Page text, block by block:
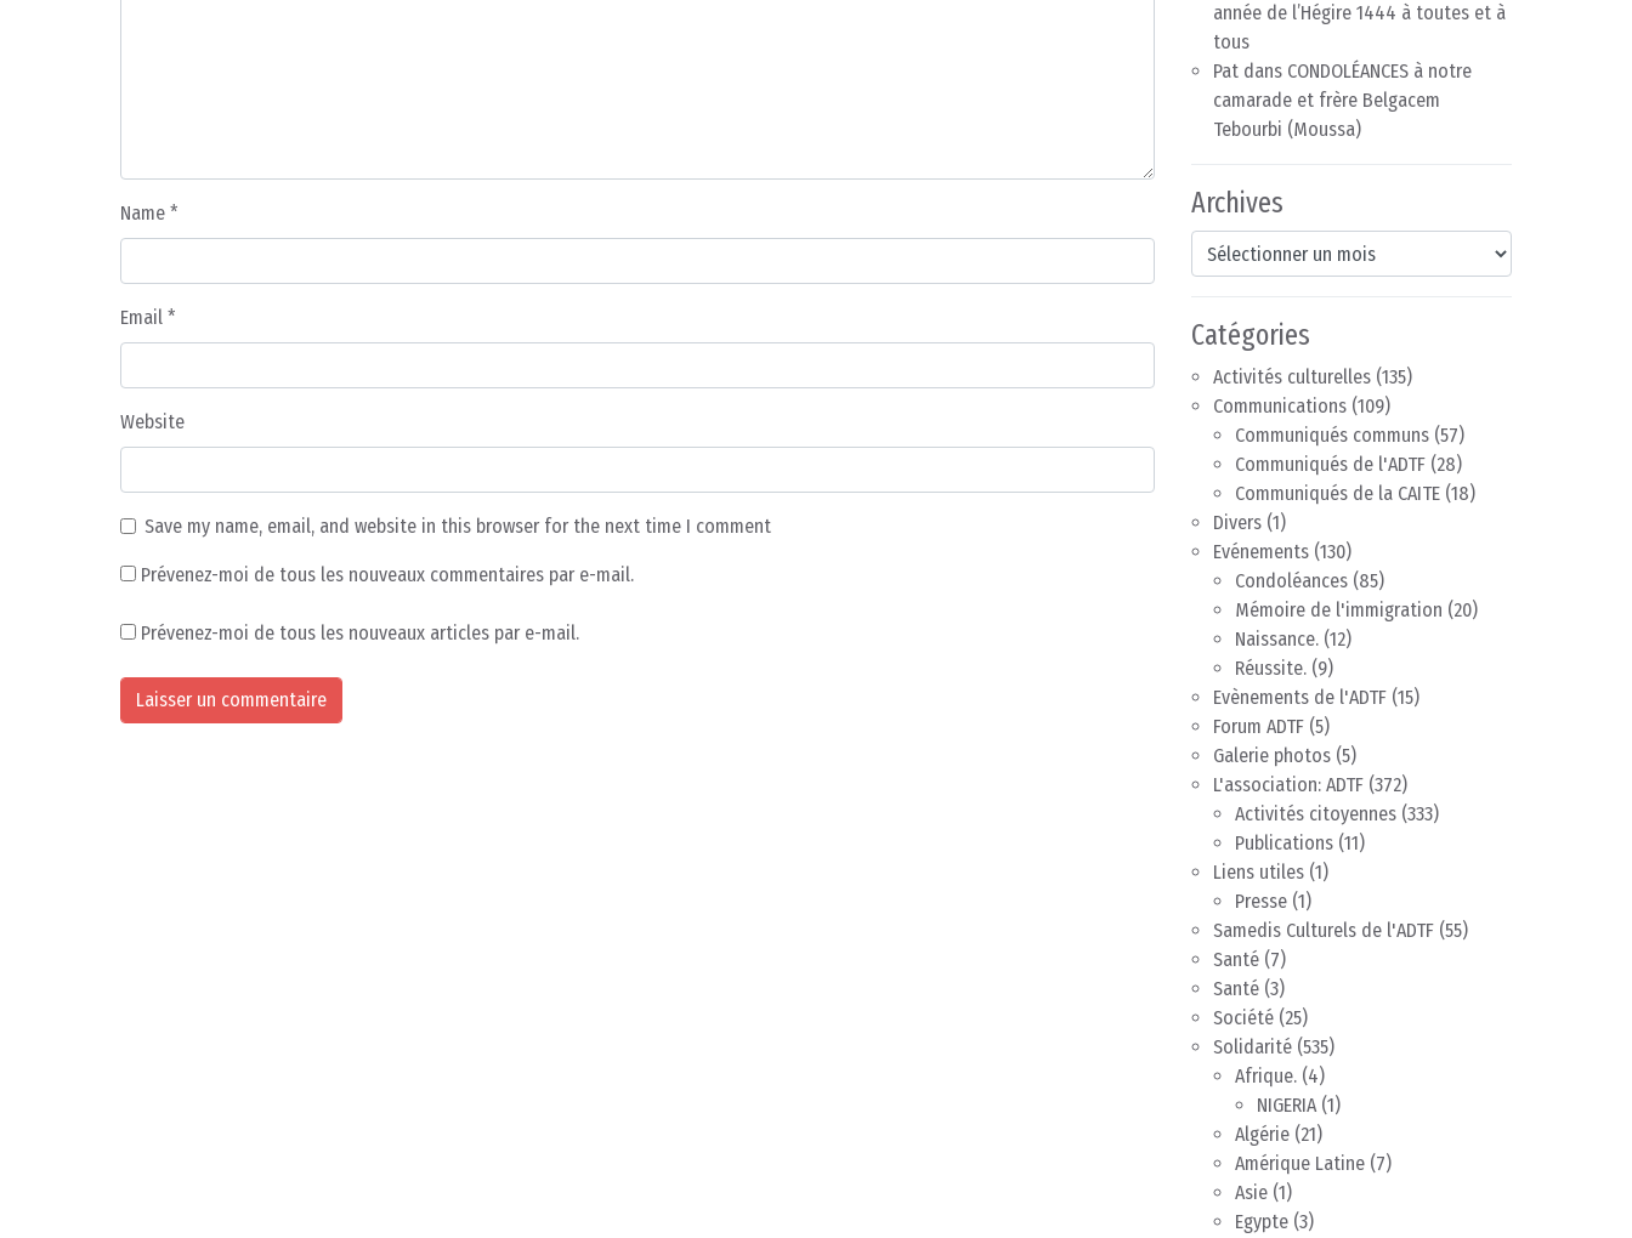
Name *
Email *
Website
Save my name, email, and website in this browser for the next time I comment
Prévenez-moi de tous les nouveaux commentaires par e-mail.
Prévenez-moi de tous les nouveaux articles par e-mail.
année de l’Hégire 1444 à toutes et à
tous
Pat dans CONDOLÉANCES à notre
camarade et frère Belgacem
Tebourbi (Moussa)
Archives
Archives
Catégories
Activités culturelles (135)
Communications (109)
Communiqués communs (57)
Communiqués de l'ADTF (28)
Communiqués de la CAITE (18)
Divers (1)
Evénements (130)
Condoléances (85)
Mémoire de l'immigration (20)
Naissance. (12)
Réussite. (9)
Evènements de l'ADTF (15)
Forum ADTF (5)
Galerie photos (5)
L'association: ADTF (372)
Activités citoyennes (333)
Publications (11)
Liens utiles (1)
Presse (1)
Samedis Culturels de l'ADTF (55)
Santé (7)
Santé (3)
Société (25)
Solidarité (535)
Afrique. (4)
NIGERIA(1)
Algérie (21)
Amérique Latine (7)
Asie (1)
Egypte (3)